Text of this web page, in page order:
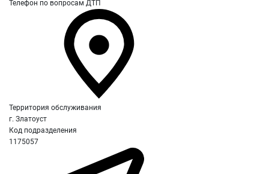
Телефон по вопросам ДТП
Территория обслуживания
г. Златоуст
Код подразделения
1175057